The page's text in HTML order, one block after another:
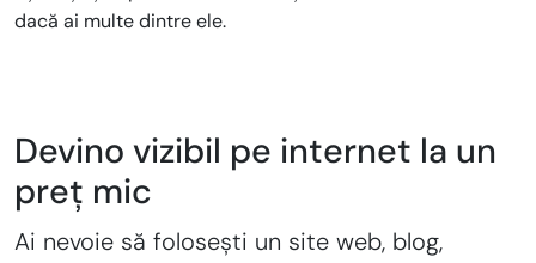
dacă ai multe dintre ele.
Devino vizibil pe internet la un
preț mic
Ai nevoie să folosești un site web, blog,